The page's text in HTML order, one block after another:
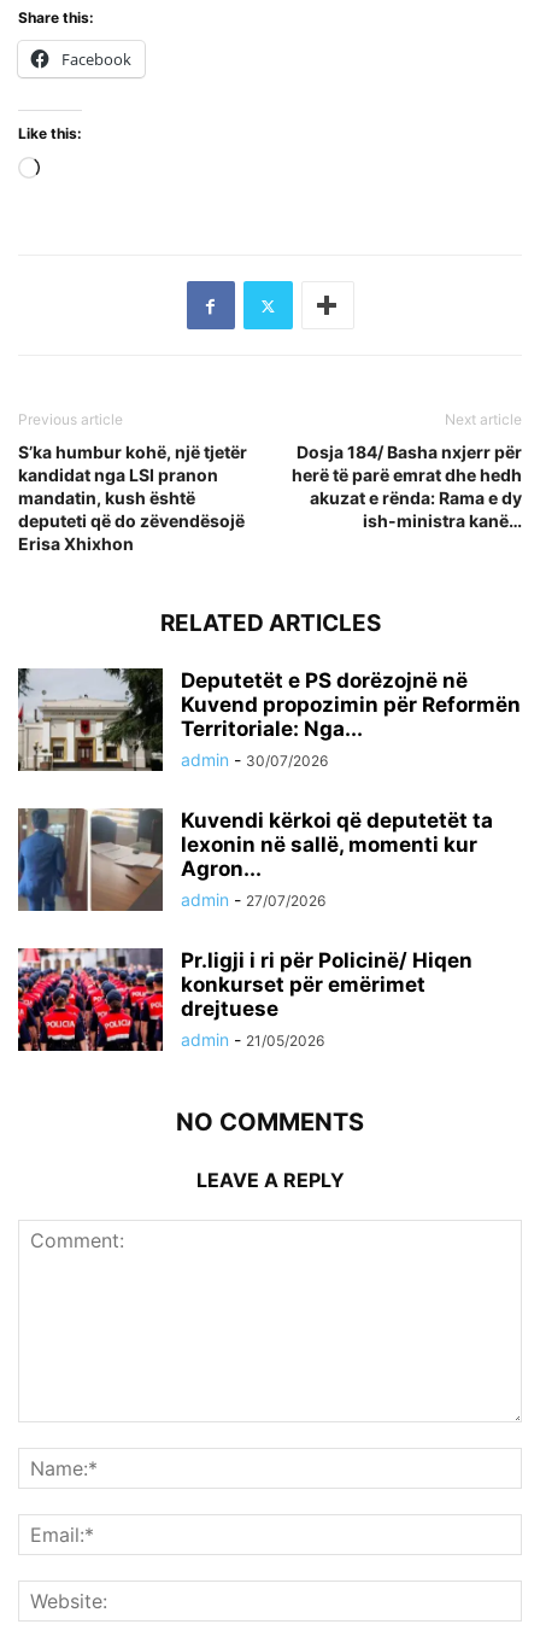
Share this:
Facebook
Like this:
Previous article
S’ka humbur kohë, një tjetër
kandidat nga LSI pranon
mandatin, kush është
deputeti që do zëvendësojë
Erisa Xhixhon
Next article
Dosja 184/ Basha nxjerr për
herë të parë emrat dhe hedh
akuzat e rënda: Rama e dy
ish-ministra kanë…
RELATED ARTICLES
Deputetët e PS dorëzojnë në
Kuvend propozimin për Reformën
Territoriale: Nga...
admin - 30/07/2026
Kuvendi kërkoi që deputetët ta
lexonin në sallë, momenti kur
Agron...
admin - 27/07/2026
Pr.ligji i ri për Policinë/ Hiqen
konkurset për emërimet
drejtuese
admin - 21/05/2026
NO COMMENTS
LEAVE A REPLY